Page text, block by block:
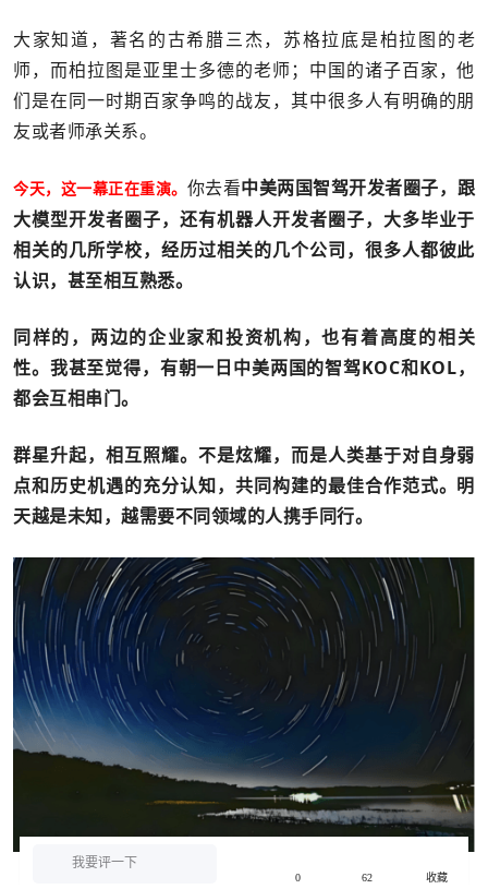
大家知道，著名的古希腊三杰，苏格拉底是柏拉图的老
师，而柏拉图是亚里士多德的老师；中国的诸子百家，他
们是在同一时期百家争鸣的战友，其中很多人有明确的朋
友或者师承关系。
今天，这一幕正在重演。 你去看中美两国智驾开发者圈子，跟
大模型开发者圈子，还有机器人开发者圈子，大多毕业于
相关的几所学校，经历过相关的几个公司，很多人都彼此
认识，甚至相互熟悉。
同样的，两边的企业家和投资机构，也有着高度的相关
性。我甚至觉得，有朝一日中美两国的智驾KOC和KOL，
都会互相串门。
群星升起，相互照耀。不是炫耀，而是人类基于对自身弱
点和历史机遇的充分认知，共同构建的最佳合作范式。明
天越是未知，越需要不同领域的人携手同行。
我要评一下
0 62 收藏